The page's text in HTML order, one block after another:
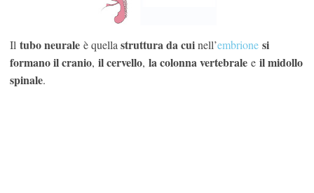
Il tubo neurale è quellastruttura da cuinell’embrione si
formano il cranio, il cervello, la colonna vertebrale e il midollo
spinale.